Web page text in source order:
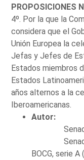
PROPOSICIONES
4º. Por la que la
considera que el
Unión Europea la
Jefas y Jefes de
Estados miembros
Estados
años alternos a la
Iberoamericanas.
Autor:
BOCG, serie